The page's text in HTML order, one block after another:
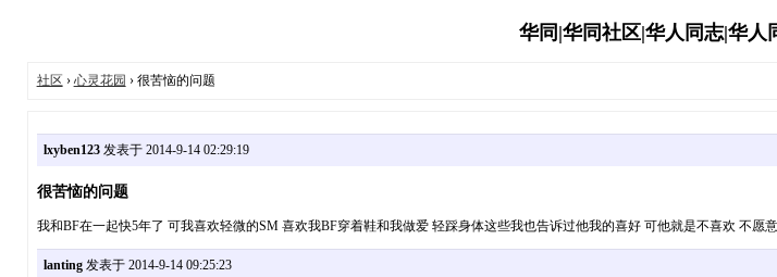
华同|华同社区|华人同志|华人
社区› 心灵花园 › 很苦恼的问题
lxyben123发表于 2014-9-14 02:29:19
很苦恼的问题
我和BF在一起快5年了 可我喜欢轻微的SM 喜欢我BF穿着鞋和我做爱 轻踩身体这些我也告诉过他我的喜好 可他就是不喜欢 不
lanting发表于 2014-9-14 09:25:23